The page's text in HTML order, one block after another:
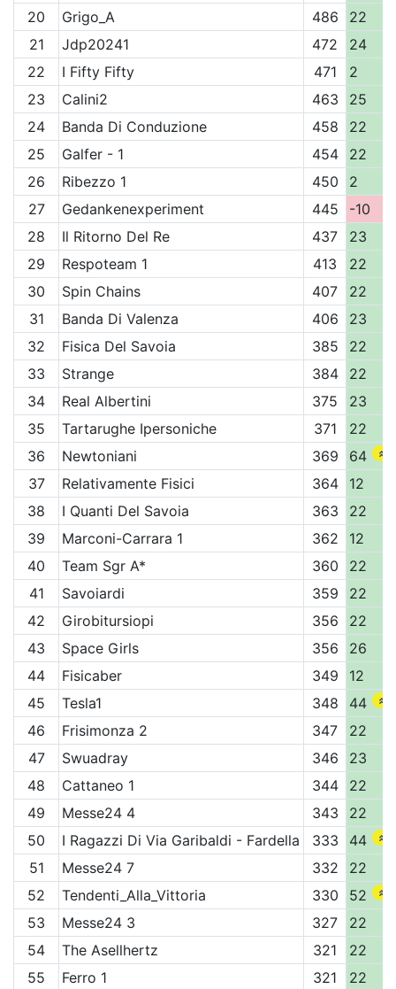
20
Grigo_A 486
22
21
Jdp20241 472
24
22
I Fifty Fifty 471
2
23
Calini2 463
25
24
Banda Di Conduzione 458
22
25
Galfer - 1 454
22
26
Ribezzo 1 450
2
27
Gedankenexperiment 445
-10
28
Il Ritorno Del Re 437
23
29
Respoteam 1 413
22
30
Spin Chains 407
22
31
Banda Di Valenza 406
23
32
Fisica Del Savoia 385
22
33
Strange 384
22
34
Real Albertini 375
23
35
Tartarughe Ipersoniche 371
22
36
Newtoniani 369
64
37
Relativamente Fisici 364
12
38
I Quanti Del Savoia 363
22
39
Marconi-Carrara 1 362
12
40
Team Sgr A* 360
22
41
Savoiardi 359
22
42
Girobitursiopi 356
22
43
Space Girls 356
26
44
Fisicaber 349
12
45
Tesla1 348
44
46
Frisimonza 2 347
22
47
Swuadray 346
23
48
Cattaneo 1 344
22
49
Messe24 4 343
22
50
I Ragazzi Di Via Garibaldi - Fardella 333
44
51
Messe24 7 332
22
52
Tendenti_Alla_Vittoria 330
52
53
Messe24 3 327
22
54
The Asellhertz 321
22
55
Ferro 1 321
22